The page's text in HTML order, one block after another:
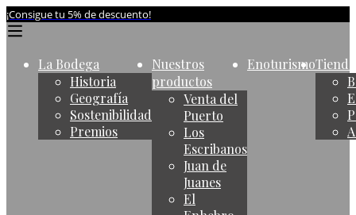
¡Consigue tu 5% de descuento!
La Bodega
Historia
Geografía
Sostenibilidad
Premios
Nuestros
productos
Venta del
Puerto
Los
Escribanos
Juan de
Juanes
El
EnoturismoTienda